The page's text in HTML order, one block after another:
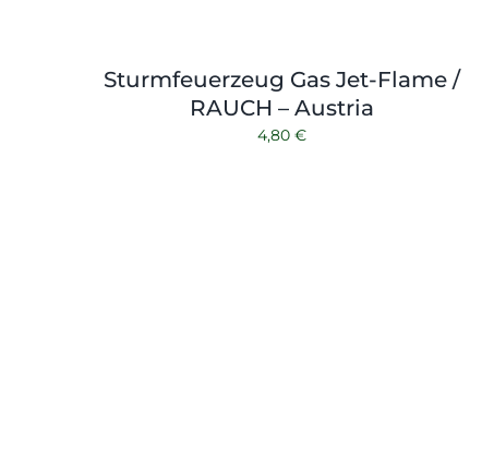
Sturmfeuerzeug Gas Jet-Flame /
RAUCH – Austria
4,80€